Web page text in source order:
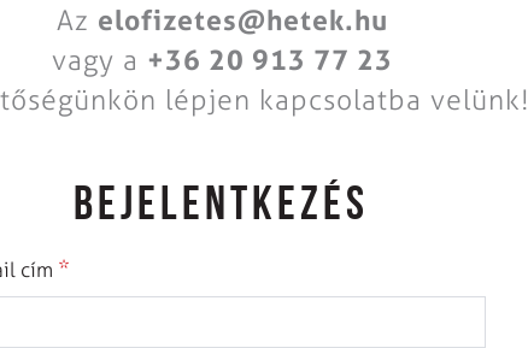
Az elofizetes@hetek.hu
vagy a +36 20 913 77 23
lépjen kapcsolatba velünk!
BEJELENTKEZÉS
cím *